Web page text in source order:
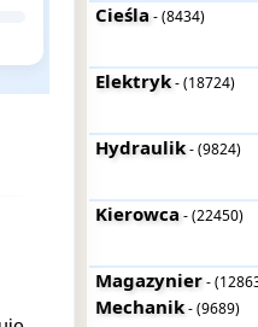
Cieśla- (8434)
Elektryk- (18724)
Hydraulik- (9824)
Kierowca- (22450)
Magazynier-
Mechanik- (9689)